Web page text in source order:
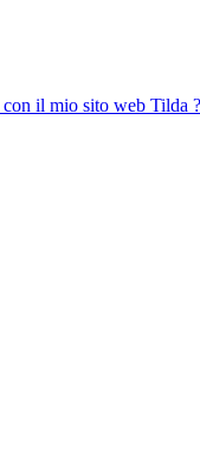
con il mio sito web Tilda ?